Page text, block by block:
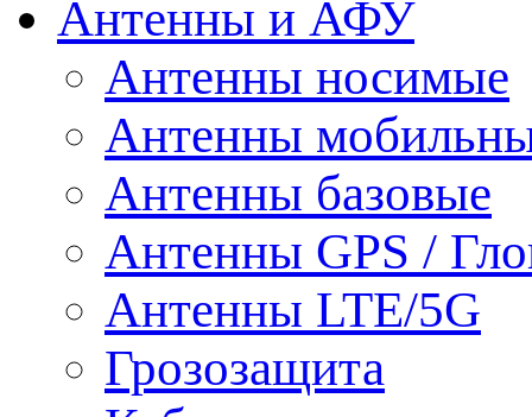
Антенны и АФУ
Антенны носимые
Антенны
Антенны базовые
Антенны GPS /
Антенны LTE/5G
Грозозащита